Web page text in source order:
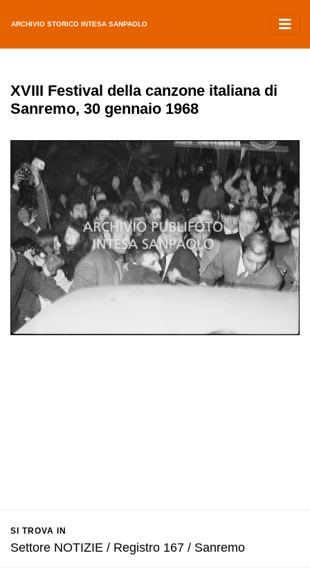
ARCHIVIO STORICO INTESA SANPAOLO
XVIII Festival della canzone italiana di
Sanremo, 30 gennaio 1968
SI TROVA IN
Settore NOTIZIE / Registro 167 / Sanremo